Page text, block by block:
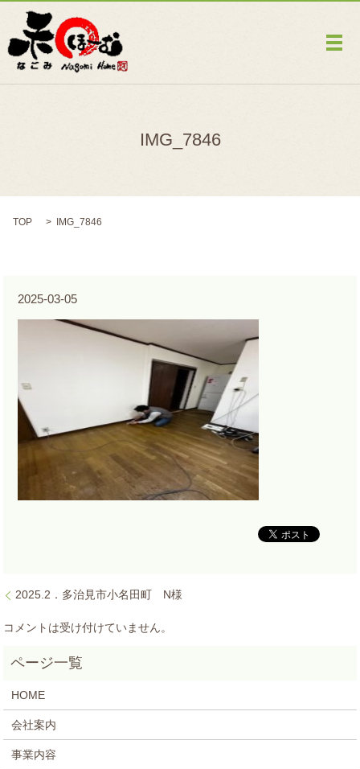
メ
IMG_7846
TOP IMG_7846
2025-03-05
2025.2．多治見市小名田町 N様
コメントは受け付けていません。
HOME
会社案内
事業内容